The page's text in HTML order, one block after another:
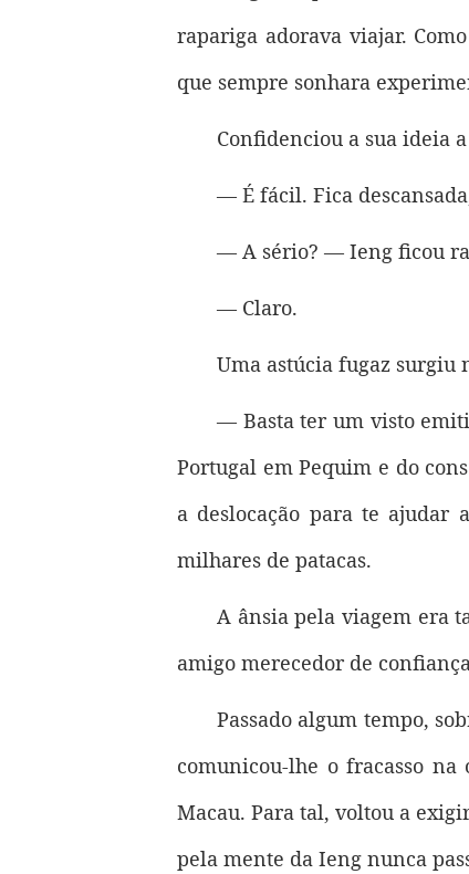
rapariga adorava viajar.
que sempre sonhara
Confidenciou a sua ideia
— É fácil. Fica
— A sério? — Ieng ficou
— Claro.
Uma astúcia fugaz surgiu
— Basta ter um visto
Portugal em Pequim e do
a deslocação para te ajudar
milhares de patacas.
A ânsia pela viagem era
amigo merecedor de
Passado algum tempo,
comunicou-lhe o fracasso
Macau. Para tal, voltou a
pela mente da Ieng nunca